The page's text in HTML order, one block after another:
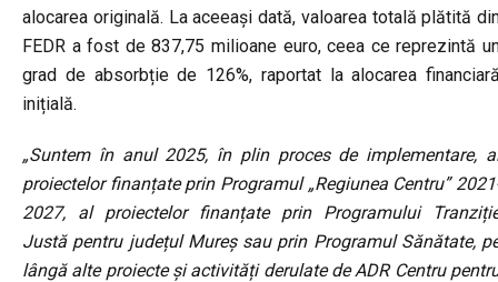
alocarea originală. La aceeași dată, valoarea totală plătită
FEDR a fost de 837,75 milioane euro, ceea ce reprezintă
grad de absorbție de 126%, raportat la alocarea
inițială.
„Suntem în anul 2025, în plin proces de implementare,
proiectelor finanțate prin Programul „Regiunea Centru”
2027, al proiectelor finanțate prin Programului
Justă pentru județul Mureș sau prin Programul Sănătate,
lângă alte proiecte și activități derulate de ADR Centru